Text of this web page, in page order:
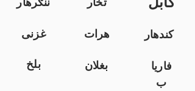
غزنی هرات
کندهار
بلخ
بغلان
فاریا
ب